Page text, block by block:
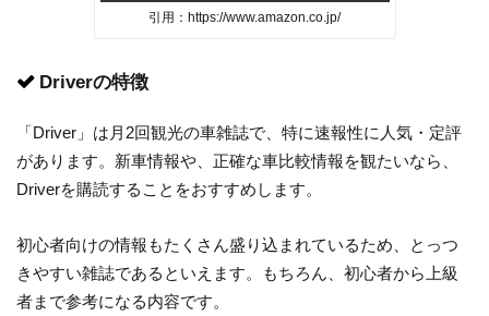
引用：https://www.amazon.co.jp/
Driverの特徴
「Driver」は月2回観光の車雑誌で、特に速報性に人気・定評
があります。新車情報や、正確な車比較情報を観たいなら、
Driverを購読することをおすすめします。
初心者向けの情報もたくさん盛り込まれているため、とっつ
きやすい雑誌であるといえます。もちろん、初心者から上級
者まで参考になる内容です。